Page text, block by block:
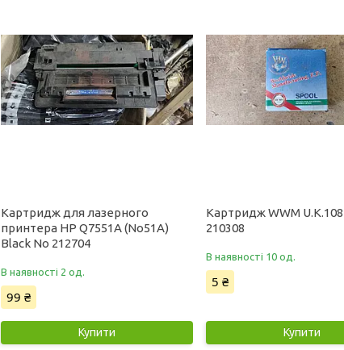
Картридж для лазерного
принтера HP Q7551A (No51A)
Black No 212704
В наявності 2 од.
99 ₴
Купити
Картридж WWM
210308
В наявності 10 од.
5 ₴
Купити